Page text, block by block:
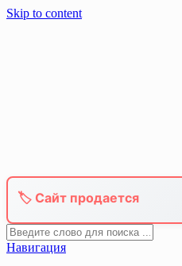
Skip to content
🏷️ Сайт продается
Навигация